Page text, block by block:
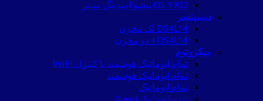
DS 9903 تیشو امبدینگ سنتر
دیسپنسر
DS4LM تک مخزن
DS4LM+ دو مخزن
میکروتوم
تمام اتوماتیک هوشمند با کنترل WIFI
تمام اتوماتیک هوشمند
تمام اتوماتیک
نیمه اتوماتیک (new)